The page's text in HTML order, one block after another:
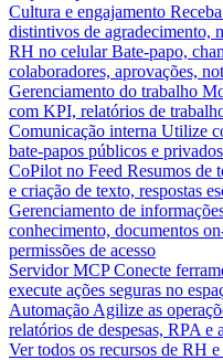
Cultura e engajamento
distintivos de agradecimento,
RH no celular Bate-papo,
colaboradores, aprovações,
Gerenciamento do trabalho
com KPI, relatórios de
Comunicação interna Utilize
bate-papos públicos e privados
CoPilot no Feed Resumos de
e criação de texto, respostas
Gerenciamento de
conhecimento, documentos
permissões de acesso
Servidor MCP Conecte
execute ações seguras no
Automação Agilize as
relatórios de despesas, RPA
Ver todos os recursos de RH